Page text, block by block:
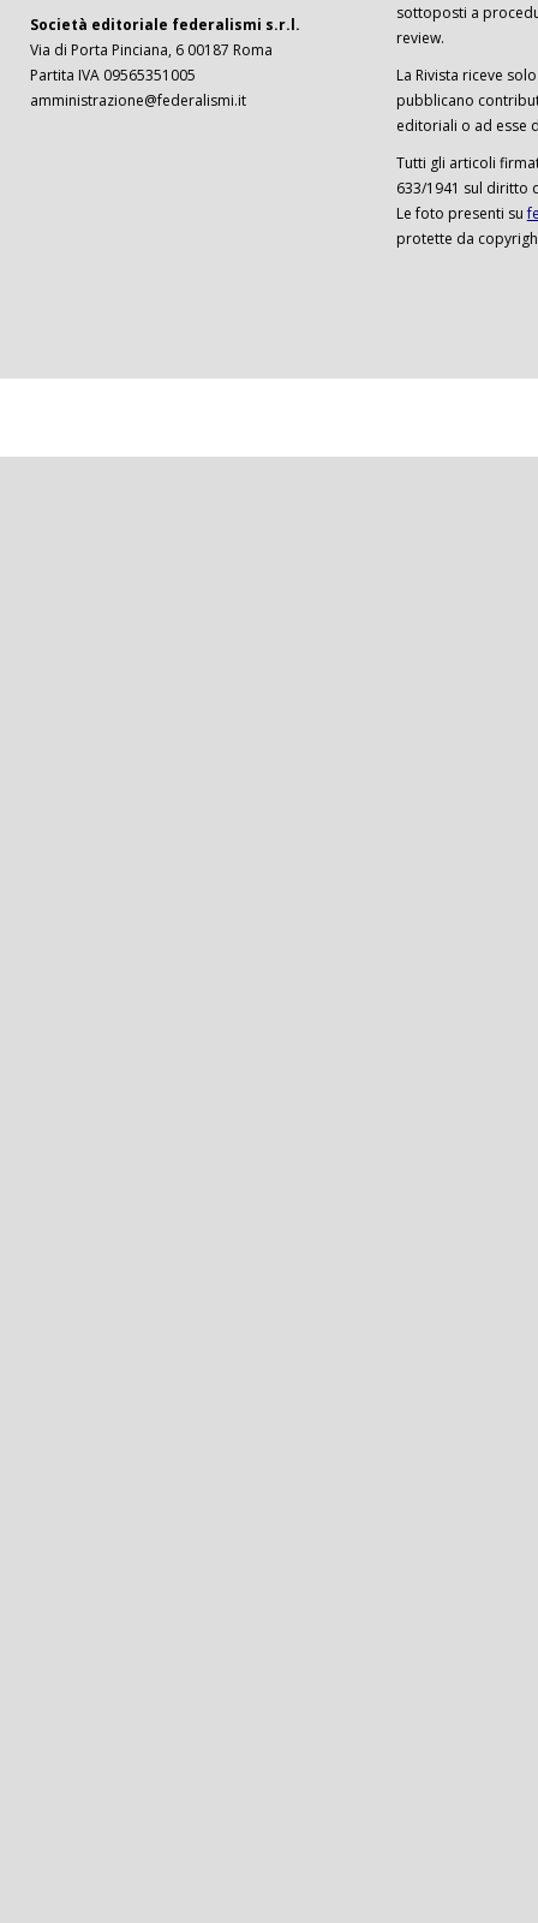
Società editoriale federalismi s.r.l.
Via di Porta Pinciana, 6 00187 Roma
Partita IVA 09565351005
amministrazione@federalismi.it
sottoposti a
review.
La Rivista riceve
pubblicano
editoriali o ad esse
Tutti gli articoli
633/1941 sul diritto
Le foto presenti su
protette da